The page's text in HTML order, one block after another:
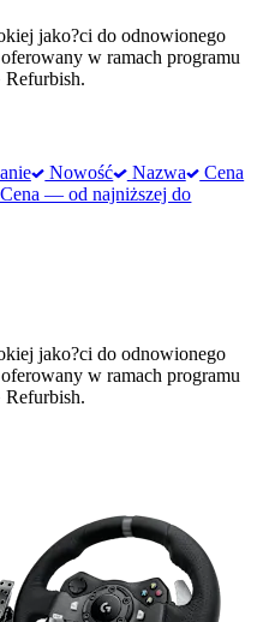
jako?ci do odnowionego
w ramach programu
Nowość Nazwa
Cena
Cena — od najniższej do
jako?ci do odnowionego
w ramach programu